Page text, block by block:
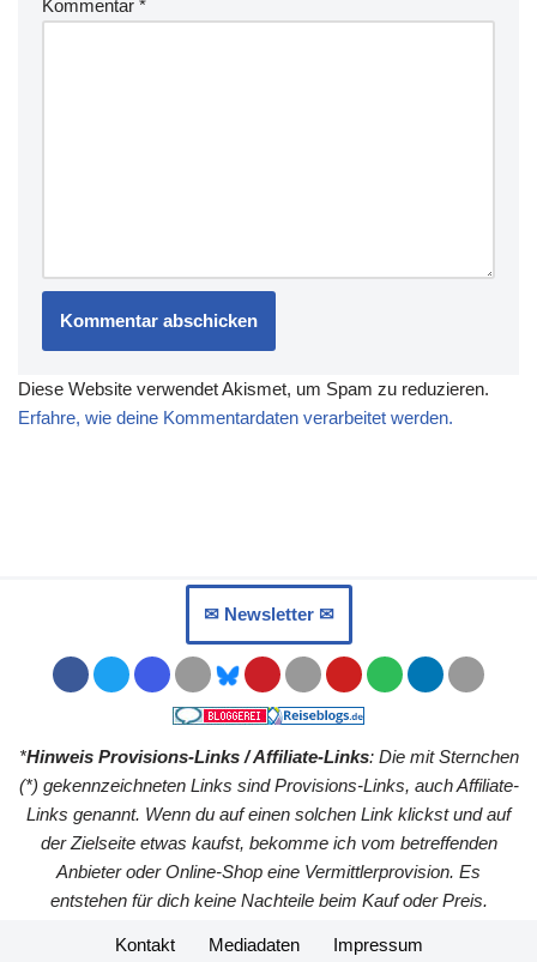
Kommentar *
Diese Website verwendet Akismet, um Spam zu reduzieren.
Erfahre, wie deine Kommentardaten verarbeitet werden.
✉︎ Newsletter ✉︎
*Hinweis Provisions-Links / Affiliate-Links: Die mit Sternchen
(*) gekennzeichneten Links sind Provisions-Links, auch Affiliate-
Links genannt. Wenn du auf einen solchen Link klickst und auf
der Zielseite etwas kaufst, bekomme ich vom betreffenden
Anbieter oder Online-Shop eine Vermittlerprovision. Es
entstehen für dich keine Nachteile beim Kauf oder Preis.
Kontakt Mediadaten Impressum